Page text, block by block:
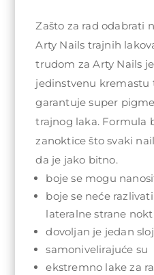
Zašto za rad odabrati
Arty Nails trajnih
trudom za Arty Nails
jedinstvenu
garantuje super
trajnog laka. Formula
zanoktice što svaki
da je jako bitno.
boje se mogu
boje se neće
lateralne strane
dovoljan je jedan sloj
samonivelirajuće su
ekstremno lake za